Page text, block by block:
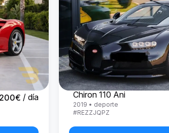
€ / día
Bugatti
Chiron 110 Ani
2019 • deporte
#REZZJQPZ